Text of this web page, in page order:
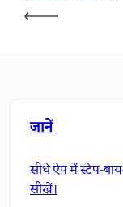
जानें
सीधे ऐप में स्टेप-
सीखें।